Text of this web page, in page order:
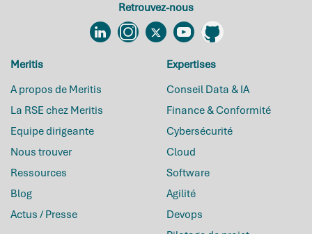
Retrouvez-nous
LinkedinInstagram
TwitterYouTubeGithub
Meritis
A propos de Meritis
La RSE chez Meritis
Equipe dirigeante
Nous trouver
Ressources
Blog
Actus / Presse
Expertises
Conseil Data & IA
Finance & Conformité
Cybersécurité
Cloud
Software
Agilité
Devops